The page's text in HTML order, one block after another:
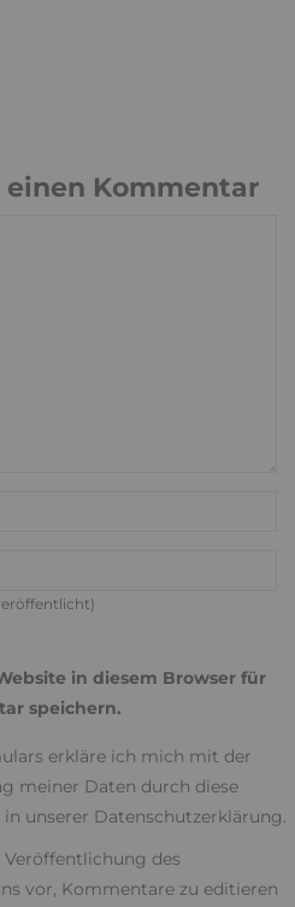
einen Kommentar
in diesem Browser für
speichern.
erkläre ich mich mit der
meiner Daten durch diese
unserer Datenschutzerklärung.
des
vor, Kommentare zu editieren